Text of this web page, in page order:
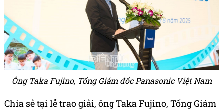
Ông Taka Fujino, Tổng Giám đốc Panasonic Việt Nam
Chia sẻ tại lễ trao giải, ông Taka Fujino, Tổng Giám